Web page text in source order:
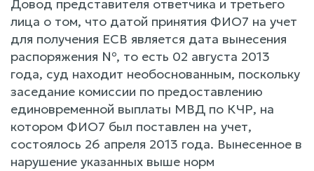
Довод представителя ответчика и третьего
лица о том, что датой принятия ФИО7 на учет
для получения ЕСВ является дата вынесения
распоряжения №, то есть 02 августа 2013
года, суд находит необоснованным, поскольку
заседание комиссии по предоставлению
единовременной выплаты МВД по КЧР, на
котором ФИО7 был поставлен на учет,
состоялось 26 апреля 2013 года. Вынесенное в
нарушение указанных выше норм